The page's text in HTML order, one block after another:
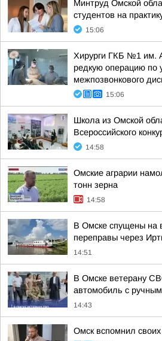
Минтруд Омской
студентов на
15:06
Хирурги ГКБ №1 им.
редкую операцию по
межпозвонкового
15:06
Школа из Омской
Всероссийского
14:58
Омские аграрии
тонн зерна
14:58
В Омске спущены на
переправы через
14:51
В Омске ветерану
автомобиль с
14:43
Омск вспомнил